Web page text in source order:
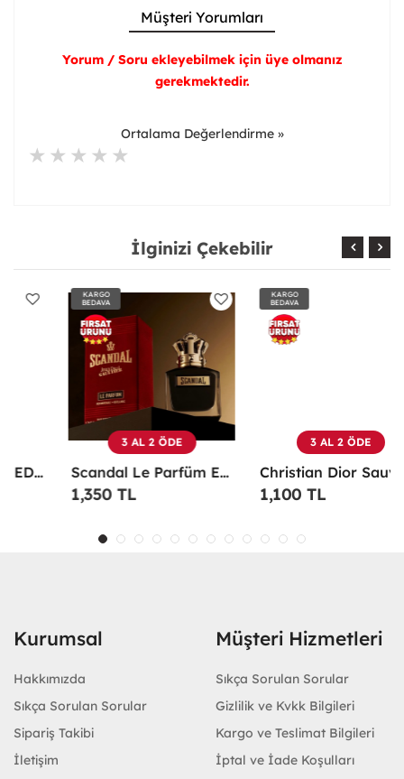
Müşteri Yorumları
Yorum / Soru ekleyebilmek için üye olmanız
gerekmektedir.
Ortalama Değerlendirme »
İlginizi Çekebilir
KARGO
BEDAVA
3 AL 2 ÖDE
Scandal Le Parfüm EDP 100 ML Erkek Parfüm -
1,350 TL
KARGO
BEDAVA
3 AL 2 ÖDE
Christian Dior Sauvage EDP 100 ML Erkek Parfüm - CDDS
1,100 TL
Kurumsal
Hakkımızda
Sıkça Sorulan Sorular
Sipariş Takibi
İletişim
Müşteri Hizmetleri
Sıkça Sorulan Sorular
Gizlilik ve Kvkk Bilgileri
Kargo ve Teslimat Bilgileri
İptal ve İade Koşulları